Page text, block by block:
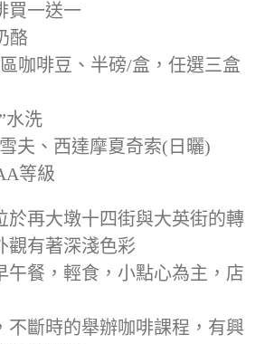
買一送一
酪
咖啡豆、半磅/盒，任選三盒
水洗
夫、西達摩夏奇索(日曬)
等級
於再大墩十四街與大英街的轉
觀有著深淺色彩
午餐，輕食，小點心為主，店
不斷時的舉辦咖啡課程，有興